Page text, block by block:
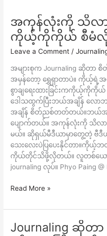
အကုန်လုံးကို သိလာ
ကိုယ့်ကိုကိုယ် စီမံလို့
Leave a Comment /
အများစုက Journaling ဆိုတာ
အမှန်တော့ ရွှေရှာတာပဲ။ ကိုယ့်ရဲ့အတွ
စွာချရေးထားခြင်းကကိုယ့်ကိုကို
ဒေါသထွက်ပြီးဘယ်အချိန် လော
အချိန် စိတ်ညစ်တတ်တယ်။ဘယ်အခ
ပျောက်တယ်။ အကုန်လုံးကို သိ
မယ်။ ဆိုရှယ်မီဒီယာမှာတွေ့တဲ့ ဗီဒီ
သေးလေးပဲပြပေးနိုင်တာ။ကို
ကိုယ်တိုင်သိဖို့လိုတယ်။ လူတစ်ယော
journaling လုပ်။ Phyo Paing @
အကုန်လုံး
ကို
သိ
လာ
အခါ
ယ့်
ကိုယ်
စီမံ
ရ
လာ
မယ်။
Read More »
Journaling ဆိုတ
Journaling